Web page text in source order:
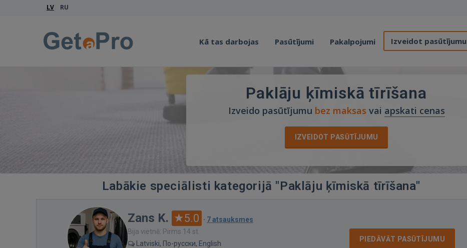
LV RU
Kā tas darbojas Pasūtījumi Pakalpojumi Izveidot pasūtījumu
Paklāju ķīmiskā tīrīšana
Izveido pasūtījumu bez maksas vai apskati cenas
IZVEIDOT PASŪTĪJUMU
Labākie speciālisti kategorijā "Paklāju ķīmiskā tīrīšana"
Zans K. 5.0 · 7 atsauksmes
Bija vietnē: Pirms 14 st.
Latviski, По-русски, English
PIEDĀVĀT PASŪTĪJUMU